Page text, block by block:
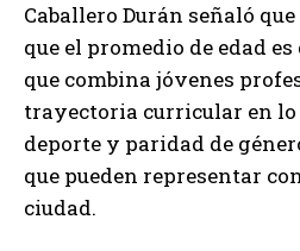
Caballero Durán señaló
que el promedio de edad es
que combina jóvenes
trayectoria curricular en lo
deporte y paridad de
que pueden representar
ciudad.